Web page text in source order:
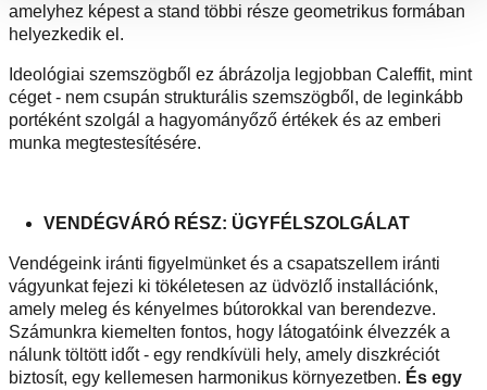
amelyhez képest a stand többi része geometrikus formában
helyezkedik el.
Ideológiai szemszögből ez ábrázolja legjobban Caleffit, mint
céget - nem csupán strukturális szemszögből, de leginkább
portéként szolgál a hagyományőző értékek és az emberi
munka megtestesítésére.
VENDÉGVÁRÓ RÉSZ: ÜGYFÉLSZOLGÁLAT
Vendégeink iránti figyelmünket és a csapatszellem iránti
vágyunkat fejezi ki tökéletesen az üdvözlő installációnk,
amely meleg és kényelmes bútorokkal van berendezve.
Számunkra kiemelten fontos, hogy látogatóink élvezzék a
nálunk töltött időt - egy rendkívüli hely, amely diszkréciót
biztosít, egy kellemesen harmonikus környezetben. És egy